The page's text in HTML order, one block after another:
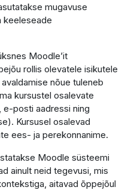
mugavuse
keeleseade
Moodle’it
rollis olevatele isikutele
nõue tuleneb
kursustel osalevate
posti aadressi ning
Kursusel osalevad
ees- ja perekonnanime.
Moodle süsteemi
ainult neid tegevusi, mis
aitavad õppejõul